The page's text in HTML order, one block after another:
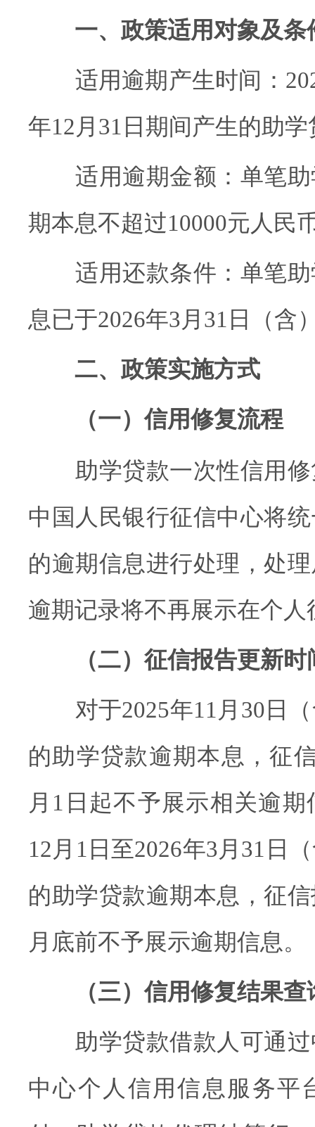
一、政策适用对象及条
适用逾期产生时间：
年12月31日期间产生的助
适用逾期金额：单笔助
期本息不超过10000元人民
适用还款条件：单笔助
息已于2026年3月31日（含
二、政策实施方式
（一）信用修复流程
助学贷款一次性信用修
中国人民银行征信中心将
的逾期信息进行处理，处
逾期记录将不再展示在个人
（二）征信报告更新时
对于2025年11月30日（
的助学贷款逾期本息，征
月1日起不予展示相关逾期
12月1日至2026年3月31日
的助学贷款逾期本息，征
月底前不予展示逾期信息。
（三）信用修复结果
助学贷款借款人可通过
中心个人信用信息服务平